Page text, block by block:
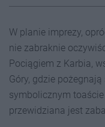
W planie imprezy,
nie zabraknie
Pociągiem z Karbia,
Góry, gdzie
symbolicznym toaście
przewidziana jest